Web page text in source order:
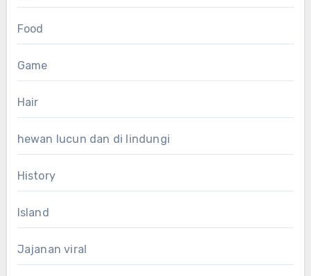
Food
Game
Hair
hewan lucun dan di lindungi
History
Island
Jajanan viral